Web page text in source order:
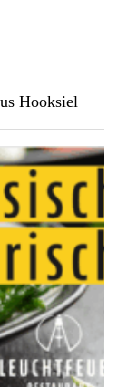
Hooksiel